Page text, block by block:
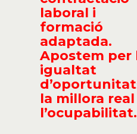
laboral i
formació
adaptada.
Apostem per
igualtat
la millora
l’ocupabilitat.